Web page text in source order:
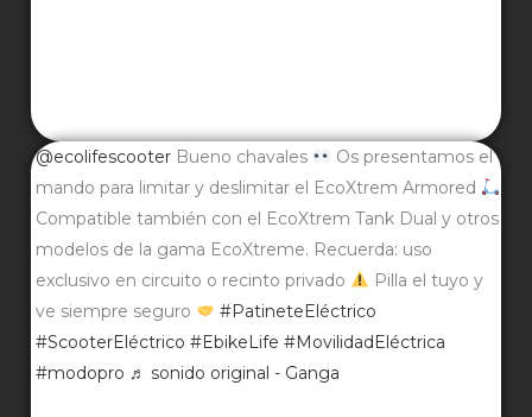
@ecolifescooter Bueno chavales
Os presentamos el
mando para limitar y deslimitar el EcoXtrem Armored
Compatible también con el EcoXtrem Tank Dual y otros
modelos de la gama EcoXtreme. Recuerda: uso
exclusivo en circuito o recinto privado
Pilla el tuyo y
ve siempre seguro
#PatineteEléctrico
#ScooterEléctrico #EbikeLife #MovilidadEléctrica
#modopro ♬ sonido original - Ganga